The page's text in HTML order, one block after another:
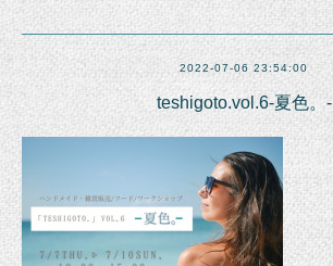
2022-07-06 23:54:00
teshigoto.vol.6-夏色。-